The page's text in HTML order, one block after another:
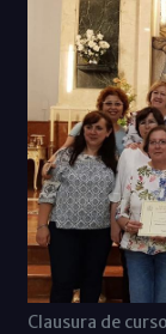
Clausura de